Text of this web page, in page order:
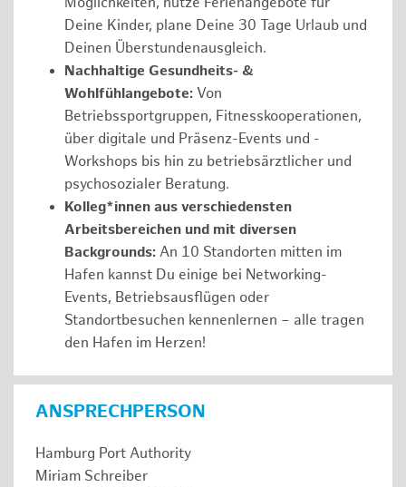
Deine Kinder, plane Deine 30 Tage Urlaub und
Deinen Überstundenausgleich.
Nachhaltige Gesundheits- &
Wohlfühlangebote: Von
Betriebssportgruppen, Fitnesskooperationen,
über digitale und Präsenz-Events und -
Workshops bis hin zu betriebsärztlicher und
psychosozialer Beratung.
Kolleg*innen aus verschiedensten
Arbeitsbereichen und mit diversen
Backgrounds: An 10 Standorten mitten im
Hafen kannst Du einige bei Networking-
Events, Betriebsausflügen oder
Standortbesuchen kennenlernen – alle tragen
den Hafen im Herzen!
ANSPRECHPERSON
Hamburg Port Authority
Miriam Schreiber